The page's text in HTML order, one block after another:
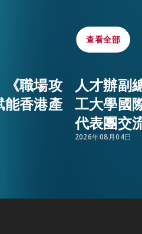
繁 简
「八大中心．的發展定位
、專題講座及招聘交流活
。
查看全部
查看全部
《職場攻
能香港產
人才辦副
工大學國
代表團交
2026年08月04日